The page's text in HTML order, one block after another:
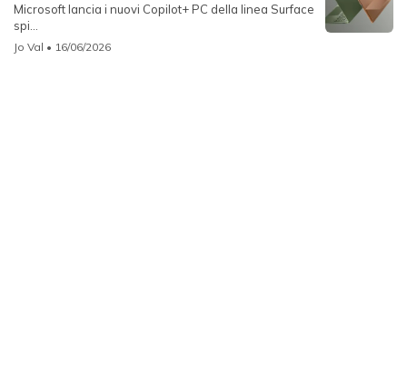
Microsoft lancia i nuovi Copilot+ PC della linea Surface
spi...
Jo Val • 16/06/2026